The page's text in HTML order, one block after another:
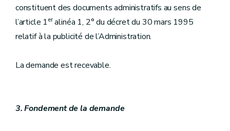
constituent des documents administratifs au sens de
l’article 1eralinéa 1, 2° du décret du 30 mars 1995
relatif à la publicité de l’Administration.
La demande est recevable.
3. Fondement de la demande